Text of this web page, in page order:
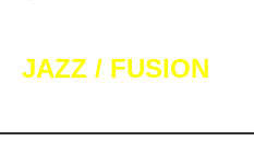
JAZZ / FUSION